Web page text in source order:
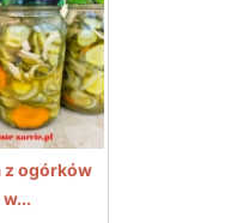
z ogórków
w...